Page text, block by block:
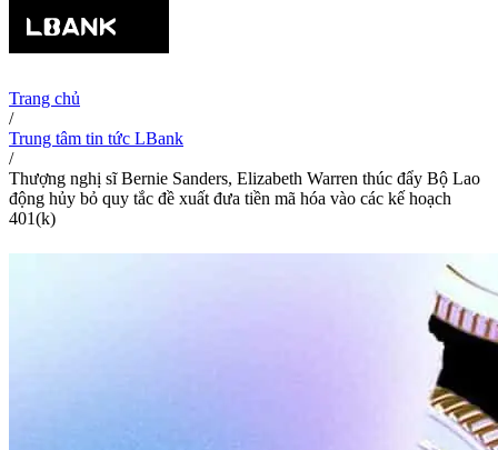
Trang chủ
/
Trung tâm tin tức LBank
/
Thượng nghị sĩ Bernie Sanders, Elizabeth Warren thúc đẩy Bộ Lao
động hủy bỏ quy tắc đề xuất đưa tiền mã hóa vào các kế hoạch
401(k)